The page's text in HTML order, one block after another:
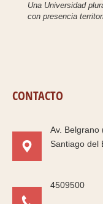
Una Universidad
con presencia
CONTACTO
Av. Belgrano
Santiago del
4509500